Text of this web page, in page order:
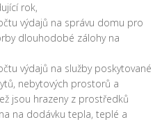
rok,
výdajů na správu domu pro
dlouhodobé zálohy na
výdajů na služby poskytované
nebytových prostorů a
jsou hrazeny z prostředků
na dodávku tepla, teplé a